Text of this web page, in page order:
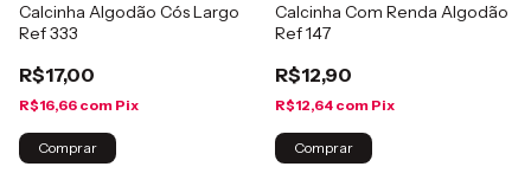
Calcinha Algodão Cós Largo
Ref 333
R$17,00
R$16,66 com Pix
Comprar
Calcinha Com Renda Algodão
Ref 147
R$12,90
R$12,64 com Pix
Comprar